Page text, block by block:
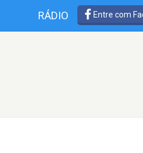
RÁDIO Entre com